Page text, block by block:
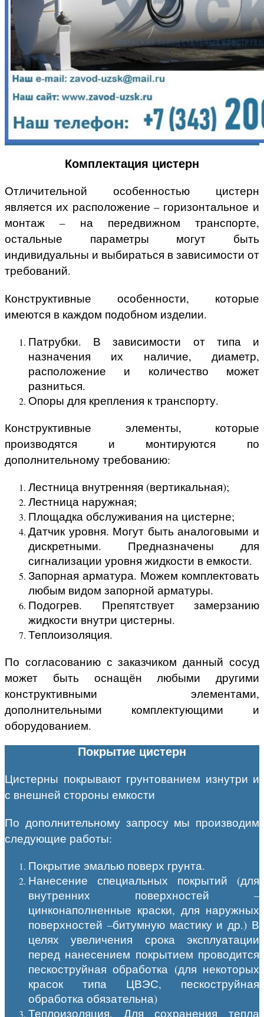
Комплектация цистерн
Отличительной особенностью цистерн
является их расположение – горизонтальное и
монтаж – на передвижном транспорте,
остальные параметры могут быть
индивидуальны и выбираться в зависимости от
требований.
Конструктивные особенности, которые
имеются в каждом подобном изделии.
Патрубки. В зависимости от типа и
назначения их наличие, диаметр,
расположение и количество может
разниться.
Опоры для крепления к транспорту.
Конструктивные элементы, которые
производятся и монтируются по
дополнительному требованию:
Лестница внутренняя (вертикальная);
Лестница наружная;
Площадка обслуживания на цистерне;
Датчик уровня. Могут быть аналоговыми и
дискретными. Предназначены для
сигнализации уровня жидкости в емкости.
Запорная арматура. Можем комплектовать
любым видом запорной арматуры.
Подогрев. Препятствует замерзанию
жидкости внутри цистерны.
Теплоизоляция.
По согласованию с заказчиком данный сосуд
может быть оснащён любыми другими
конструктивными элементами,
дополнительными комплектующими и
оборудованием.
Покрытие цистерн
Цистерны покрывают грунтованием изнутри и
с внешней стороны емкости
По дополнительному запросу мы производим
следующие работы:
Покрытие эмалью поверх грунта.
Нанесение специальных покрытий (для
внутренних поверхностей –
цинконаполненные краски, для наружных
поверхностей –битумную мастику и др.) В
целях увеличения срока эксплуатации
перед нанесением покрытием проводится
пескоструйная обработка (для некоторых
красок типа ЦВЭС, пескоструйная
обработка обязательна)
Теплоизоляция. Для сохранения тепла